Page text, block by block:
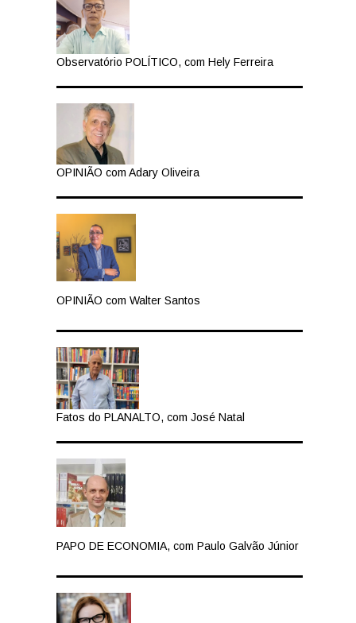
Observatório POLÍTICO, com Hely Ferreira
OPINIÃO com Adary Oliveira
OPINIÃO com Walter Santos
Fatos do PLANALTO, com José Natal
PAPO DE ECONOMIA, com Paulo Galvão Júnior